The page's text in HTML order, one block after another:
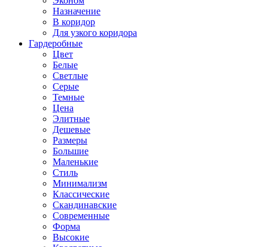
Назначение
В коридор
Для узкого коридора
Гардеробные
Цвет
Белые
Светлые
Серые
Темные
Цена
Элитные
Дешевые
Размеры
Большие
Маленькие
Стиль
Минимализм
Классические
Скандинавские
Современные
Форма
Высокие